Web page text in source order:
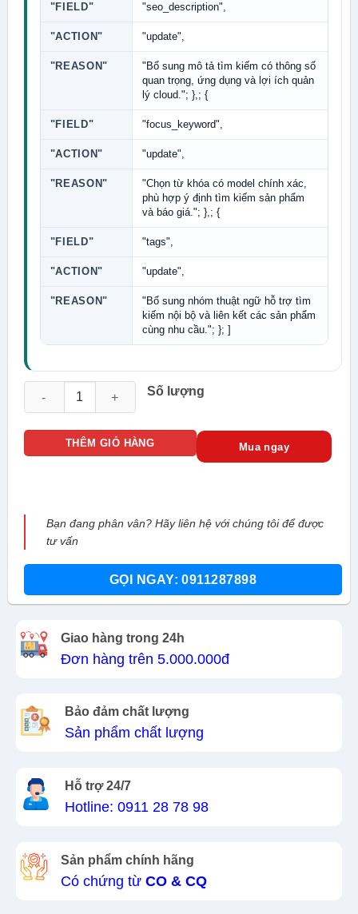
"FIELD" "seo_description",
"ACTION" "update",
"REASON"
"Bổ sung mô tả tìm kiếm có thông số
quan trọng, ứng dụng và lợi ích quản
lý cloud."; },; {
"FIELD" "focus_keyword",
"ACTION" "update",
"REASON"
"Chọn từ khóa có model chính xác,
phù hợp ý định tìm kiếm sản phẩm
và báo giá."; },; {
"FIELD" "tags",
"ACTION" "update",
"REASON"
"Bổ sung nhóm thuật ngữ hỗ trợ tìm
kiếm nội bộ và liên kết các sản phẩm
cùng nhu cầu."; }; ]
Số lượng
AOLYNK US110-24G2MF-HP Switch Cloud Managed PoE+
THÊM GIỎ HÀNG Mua ngay
Bạn đang phân vân? Hãy liên hệ với chúng tôi để được
tư vấn
GỌI NGAY: 0911287898
Giao hàng trong 24h
Đơn hàng trên 5.000.000đ
Bảo đảm chất lượng
Sản phẩm chất lượng
Hỗ trợ 24/7
Hotline: 0911 28 78 98
Sản phẩm chính hãng
Có chứng từ CO & CQ